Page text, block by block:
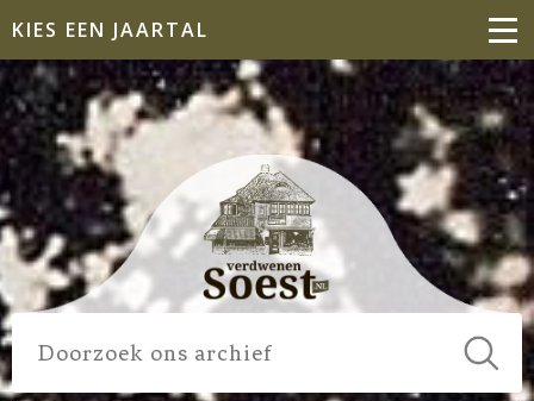
KIES EEN JAARTAL